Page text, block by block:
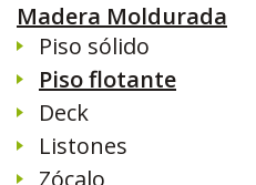
Madera Moldurada
Piso sólido
Piso flotante
Deck
Listones
Zócalo